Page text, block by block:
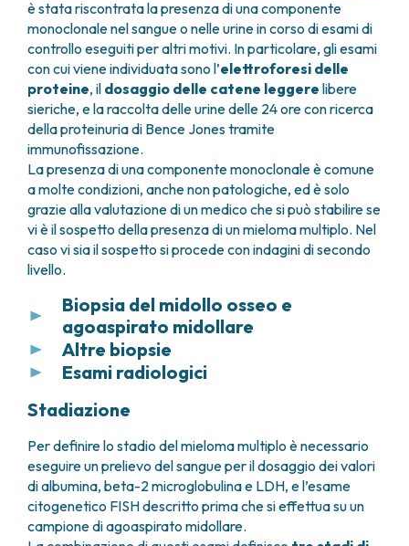
è stata riscontrata la presenza di una componente
monoclonale nel sangue o nelle urine in corso di esami di
controllo eseguiti per altri motivi. In particolare, gli esami
con cui viene individuata sono l’elettroforesi delle
proteine, il dosaggio delle catene leggere libere
sieriche, e la raccolta delle urine delle 24 ore con ricerca
della proteinuria di Bence Jones tramite
immunofissazione.
La presenza di una componente monoclonale è comune
a molte condizioni, anche non patologiche, ed è solo
grazie alla valutazione di un medico che si può stabilire se
vi è il sospetto della presenza di un mieloma multiplo. Nel
caso vi sia il sospetto si procede con indagini di secondo
livello.
Biopsia del midollo osseo e
agoaspirato midollare
La biopsia del midollo osseo e l’agoaspirato
midollare hanno lo scopo di
tutte le cellule presenti nel midollo osseo si
conferma la diagnosi di mieloma multiplo. Se sono
presenti in quantità minore del 10% si parla di
gammopatia monoclonale di incerto significato
MGUS, condizione non patologica e non
Altre biopsie
Nei casi in cui si sospetti un
in un’unica area ossea o in un altro organo senza
necessarioprelevare un campione della
lesione stessatramitebiopsiaper eseguire
l’esame istologico e confermare la diagnosi.
Se invece il sospetto riguarda un’
Esami radiologici
mieloma multiplo, chiamate
si possono effettuare diversi esami strumentali:
il primo esame che viene richiesto è una
TAC (tomografia assiale computerizzata)
di tutto il corpo a bassa dose di radiazioni senza
mezzo di contrasto che esamina tutti i segmenti
Stadiazione
Per definire lo stadio del mieloma multiplo è necessario
eseguire un prelievo del sangue per il dosaggio dei valori
di albumina, beta-2 microglobulina e LDH, e l’esame
citogenetico FISH descritto prima che si effettua su un
campione di agoaspirato midollare.